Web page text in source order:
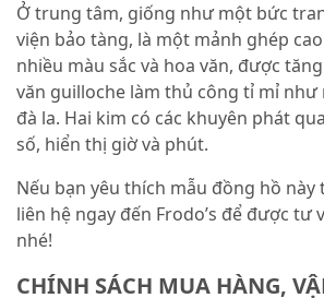
Ở trung tâm, giống như một bức
viện bảo tàng, là một mảnh ghép
nhiều màu sắc và hoa văn, được
văn guilloche làm thủ công tỉ mỉ như
đà la. Hai kim có các khuyên phát
số, hiển thị giờ và phút.
Nếu bạn yêu thích mẫu đồng hồ này
liên hệ ngay đến Frodo’s để được tư
nhé!
CHÍNH SÁCH MUA HÀNG,